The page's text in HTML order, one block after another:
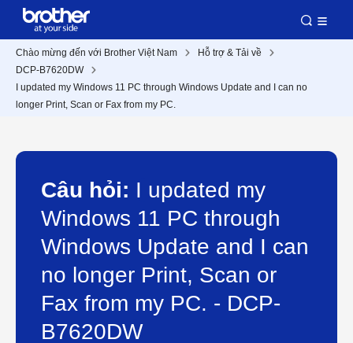
Chào mừng đến với Brother Việt Nam
Hỗ trợ & Tải về
DCP-B7620DW
I updated my Windows 11 PC through Windows Update and I can no
longer Print, Scan or Fax from my PC.
Câu hỏi: I updated my
Windows 11 PC through
Windows Update and I can
no longer Print, Scan or
Fax from my PC. - DCP-
B7620DW